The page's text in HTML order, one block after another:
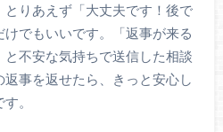
りあえず「大丈夫です！後で
でもいいです。「返事が来る
不安な気持ちで送信した相談
事を返せたら、きっと安心し
。